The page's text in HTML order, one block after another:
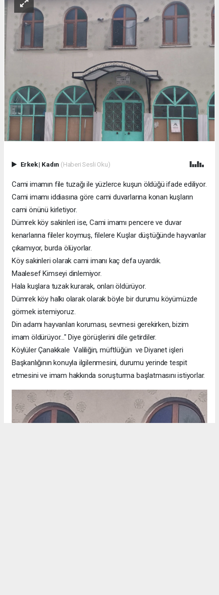
Erkek| Kadın (Haberi Sesli Oku)
Cami imamın file tuzağı ile yüzlerce kuşun öldüğü ifade ediliyor.
Cami imamı iddiasına göre cami duvarlarına konan kuşların
cami önünü kirletiyor.
Dümrek köy sakinleri ise, Cami imamı pencere ve duvar
kenarlarına fileler koymuş, filelere Kuşlar düştüğünde hayvanlar
çıkamıyor, burda ölüyorlar.
Köy sakinleri olarak cami imanı kaç defa uyardık.
Maalesef Kimseyi dinlemiyor.
Hala kuşlara tuzak kurarak, onları öldürüyor.
Dümrek köy halkı olarak olarak böyle bir durumu köyümüzde
görmek istemiyoruz.
Din adamı hayvanları koruması, sevmesi gerekirken, bizim
imam öldürüyor..." Diye görüşlerini dile getirdiler.
Köylüler Çanakkale Valiliğin, müftlüğün ve Diyanet işleri
Başkanlığının konuyla ilgilenmesini, durumu yerinde tespit
etmesini ve imam hakkında soruşturma başlatmasını istiyorlar.